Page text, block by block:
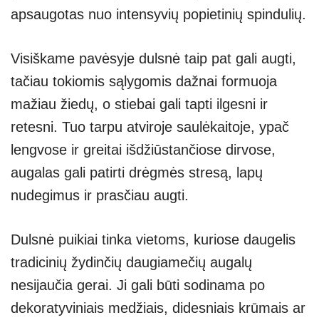
apsaugotas nuo intensyvių popietinių spindulių.
Visiškame pavėsyje dulsnė taip pat gali augti,
tačiau tokiomis sąlygomis dažnai formuoja
mažiau žiedų, o stiebai gali tapti ilgesni ir
retesni. Tuo tarpu atviroje saulėkaitoje, ypač
lengvose ir greitai išdžiūstančiose dirvose,
augalas gali patirti drėgmės stresą, lapų
nudegimus ir prasčiau augti.
Dulsnė puikiai tinka vietoms, kuriose daugelis
tradicinių žydinčių daugiamečių augalų
nesijaučia gerai. Ji gali būti sodinama po
dekoratyviniais medžiais, didesniais krūmais ar